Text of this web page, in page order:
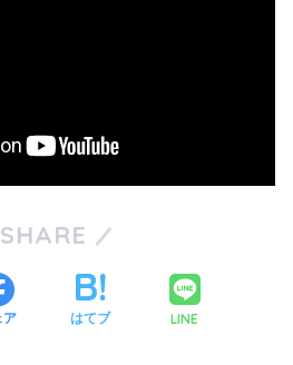
SHARE
ア はてブ LINE